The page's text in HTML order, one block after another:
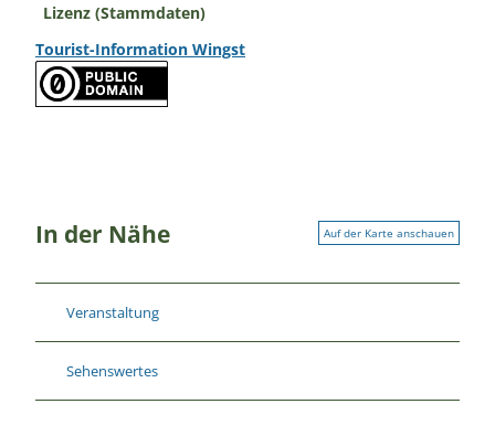
Lizenz (Stammdaten)
Tourist-Information Wingst
In der Nähe Auf der Karte anschauen
Veranstaltung
Sehenswertes